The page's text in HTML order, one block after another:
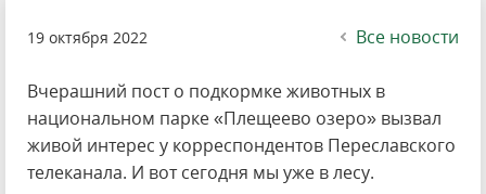
19 октября 2022 Все новости
Вчерашний пост о подкормке животных в
национальном парке «Плещеево озеро» вызвал
живой интерес у корреспондентов Переславского
телеканала. И вот сегодня мы уже в лесу.